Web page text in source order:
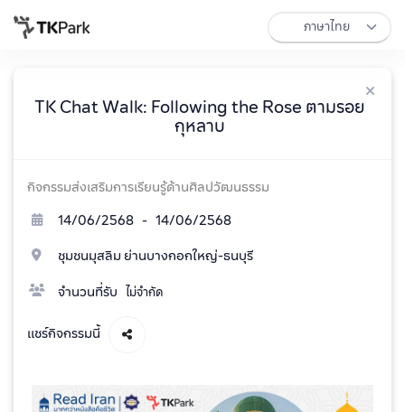
TK Chat Walk: Following the Rose ตามรอย
กุหลาบ
กิจกรรมส่งเสริมการเรียนรู้ด้านศิลปวัฒนธรรม
14/06/2568 - 14/06/2568
ชุมชนมุสลิม ย่านบางกอกใหญ่-ธนบุรี
จำนวนที่รับ ไม่จำกัด
แชร์กิจกรรมนี้